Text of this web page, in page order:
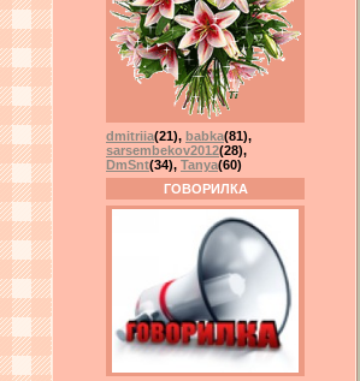
dmitriia(21), babka(81),
sarsembekov2012(28),
DmSnt(34), Tanya(60)
ГОВОРИЛКА